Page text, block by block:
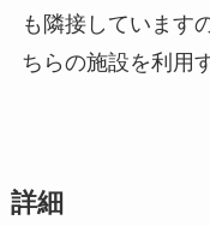
も隣接しています
ちらの施設を利用
詳細